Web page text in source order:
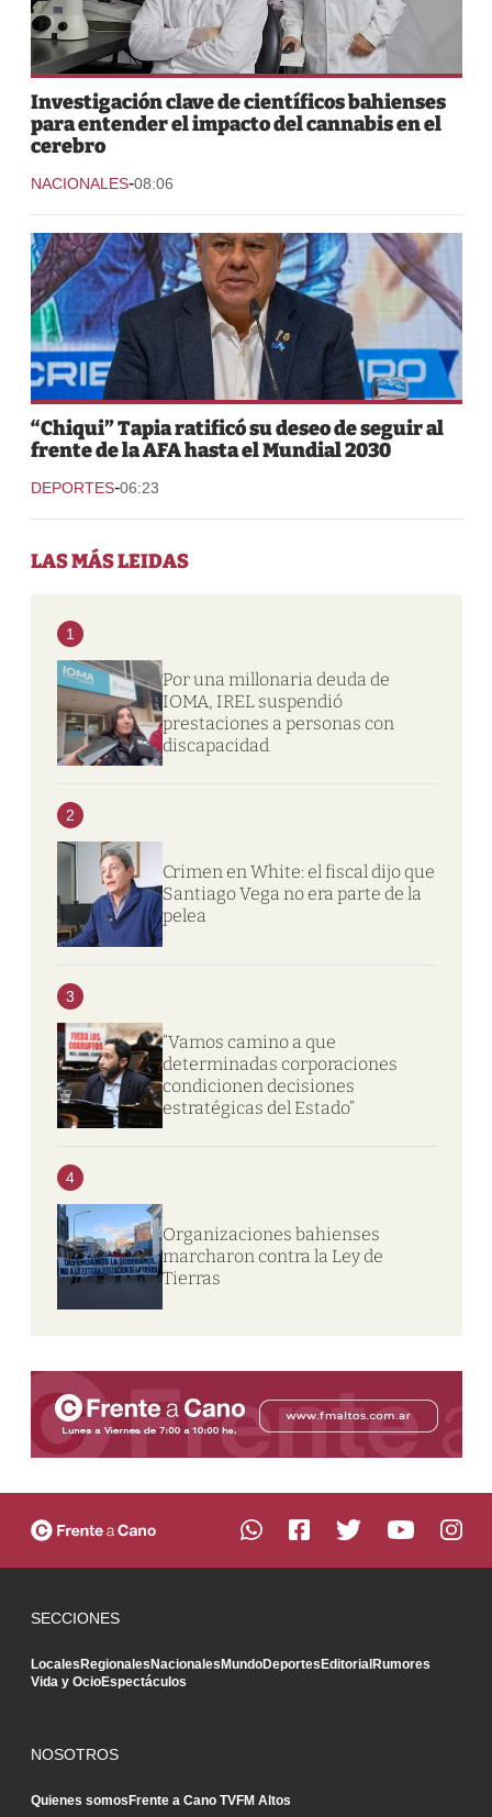
Investigación clave de científicos bahienses
para entender el impacto del cannabis en el
cerebro
NACIONALES-08:06
“Chiqui” Tapia ratificó su deseo de seguir al
frente de la AFA hasta el Mundial 2030
DEPORTES-06:23
LAS MÁS LEIDAS
1
Por una millonaria deuda de
IOMA, IREL suspendió
prestaciones a personas con
discapacidad
2
Crimen en White: el fiscal dijo que
Santiago Vega no era parte de la
pelea
3
“Vamos camino a que
determinadas corporaciones
condicionen decisiones
estratégicas del Estado”
4
Organizaciones bahienses
marcharon contra la Ley de
Tierras
SECCIONES
LocalesRegionalesNacionalesMundoDeportesEditorialRumores
Vida y OcioEspectáculos
NOSOTROS
Quienes somosFrente a Cano TVFM Altos